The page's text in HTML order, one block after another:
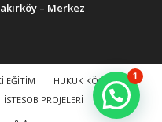
– Merkez
EĞİTİM
HUKUK KÖŞESİ
İSTESOB PROJELERİ
1